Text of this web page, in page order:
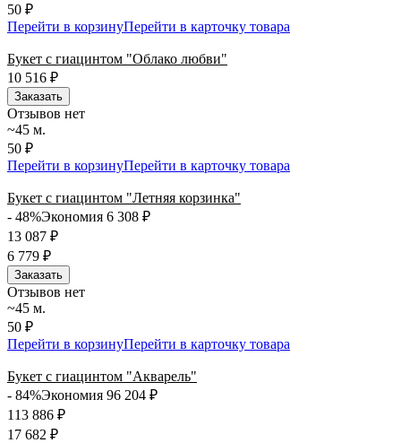
50 ₽
Перейти в корзинуПерейти в карточку товара
Букет с гиацинтом "Облако любви"
10 516 ₽
Заказать
Отзывов нет
~45 м.
50 ₽
Перейти в корзинуПерейти в карточку товара
Букет с гиацинтом "Летняя корзинка"
- 48%Экономия 6 308 ₽
13 087 ₽
6 779 ₽
Заказать
Отзывов нет
~45 м.
50 ₽
Перейти в корзинуПерейти в карточку товара
Букет с гиацинтом "Акварель"
- 84%Экономия 96 204 ₽
113 886 ₽
17 682 ₽